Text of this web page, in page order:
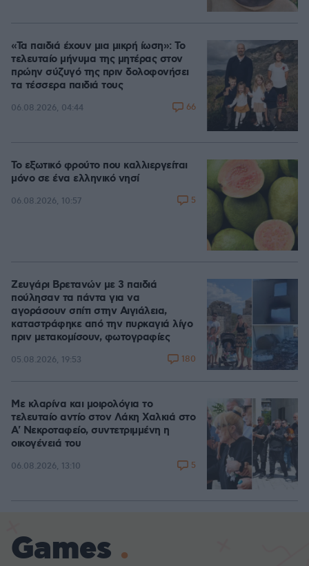
«Τα παιδιά έχουν μια μικρή ίωση»: Το
τελευταίο μήνυμα της μητέρας στον
πρώην σύζυγό της πριν δολοφονήσει
τα τέσσερα παιδιά τους
06.08.2026, 04:44 66
Το εξωτικό φρούτο που καλλιεργείται
μόνο σε ένα ελληνικό νησί
06.08.2026, 10:57 5
Ζευγάρι Βρετανών με 3 παιδιά
πούλησαν τα πάντα για να
αγοράσουν σπίτι στην Αιγιάλεια,
καταστράφηκε από την πυρκαγιά λίγο
πριν μετακομίσουν, φωτογραφίες
05.08.2026, 19:53 180
Με κλαρίνα και μοιρολόγια το
τελευταίο αντίο στον Λάκη Χαλκιά στο
A' Νεκροταφείο, συντετριμμένη η
οικογένειά του
06.08.2026, 13:10 5
Games